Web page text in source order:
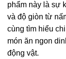
phẩm này là sự
và độ giòn từ
cùng tìm hiểu
món ăn ngon
động vật.